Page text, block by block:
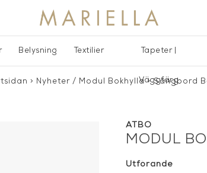
Belysning Textilier Tapeter |
Väggfärg
> Nyheter / Modul Bokhylla - Sängbord
ATBO
MODUL
Utförande